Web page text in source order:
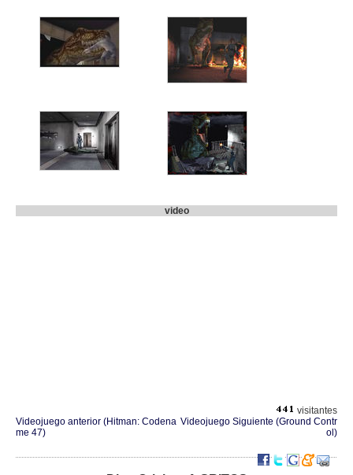
video
visitantes
Videojuego anterior (Hitman: Codena
me 47)
Videojuego Siguiente (Ground Contr
ol)